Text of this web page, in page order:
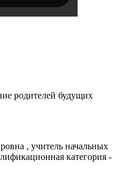
родителей будущих
, учитель начальных
категория -